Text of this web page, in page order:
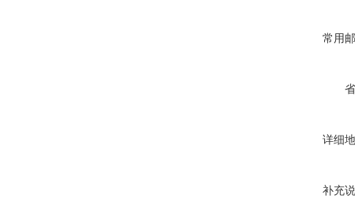
常用
详细
补充